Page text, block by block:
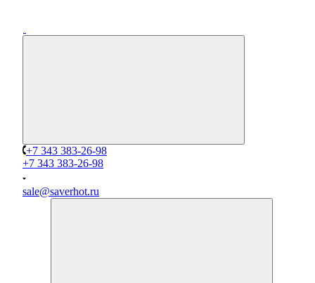
+7 343 383-26-98
+7 343 383-26-98
sale@saverhot.ru